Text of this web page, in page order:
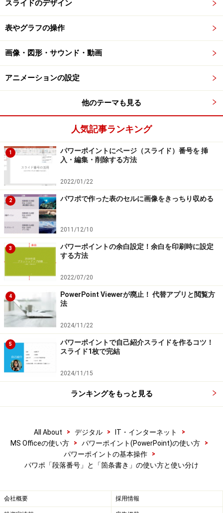
「箇条書き」の行頭文字を設定できた
行頭文字の色やサイズを変更する
行頭文字の色とサイズは、スライドに適用している「テ
更できます。ここでは、矢印の行頭文字を150%拡大し、
それには、箇条書きのプレースホルダー（＝枠）の外枠
をクリックして、箇条書き全体を選択します。
プレースホルダー内の箇条書きをドラッグして選択してもよ
い
「ホーム」タブの「箇条書き」（もしくは「段落番
号」）ボタンの▼をクリックし、メニューの「箇条書き
と段落番号」をクリックします。
行頭文字の詳細を設定するには、専用の画面を開く必要があ
る
「箇条書きと段落番号」ダイアログボックスが表示され
「色」の▼ボタンをクリックして一覧から「オレンジ」
をクリックして「OK」ボタンをクリックします。
「ユーザー設定」ボタンをクリックすると、記号の一覧から
行頭文字を選べる。また、オリジナルの画像を行頭文字に使
いたい場合は、「図」ボタンをクリックして保存済みの画像
スライドのデザイン
表やグラフの操作
画像・図形・サウンド・動画
アニメーションの設定
他のテーマも見る
人気記事ランキング
1
パワーポイントにページ（スライド）番号を 挿
入・編集・削除する方法
2022/01/22
2 パワポで作った表のセルに画像をきっちり収める
2011/12/10
3
パワーポイントの余白設定！余白を印刷時に設定
する方法
2022/07/20
4
PowerPoint Viewerが廃止！ 代替アプリと閲覧方
法
2024/11/22
5
パワーポイントで自己紹介スライドを作るコツ！
スライド1枚で完結
2024/11/15
ランキングをもっと見る
All About > デジタル > IT・インターネット
>
MS Officeの使い方
> パワーポイント(PowerPoint)の使い方
>
パワーポイントの基本操作
>
パワポ「段落番号」と「箇条書き」の使い方と使い分け
会社概要 採用情報